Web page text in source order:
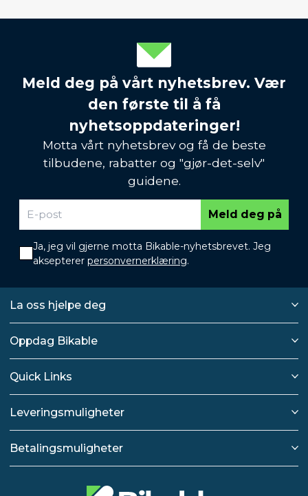
Meld deg på vårt nyhetsbrev. Vær
den første til å få
nyhetsoppdateringer!
Motta vårt nyhetsbrev og få de beste
tilbudene, rabatter og "gjør-det-selv"
guidene.
Meld deg på
Ja, jeg vil gjerne motta Bikable-nyhetsbrevet. Jeg
aksepterer personvernerklæring.
La oss hjelpe deg
Oppdag Bikable
Quick Links
Leveringsmuligheter
Betalingsmuligheter